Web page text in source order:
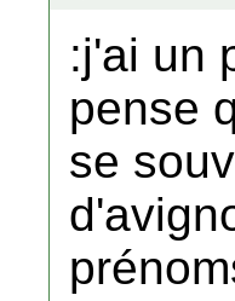
:j'ai un
pense
se